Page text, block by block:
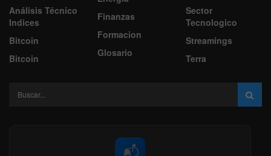
Análisis Técnico
Indices
Bitcoin
Bitcoin
Finanzas
Formacion
Glosario
Sector
Tecnologico
Streamings
Terra